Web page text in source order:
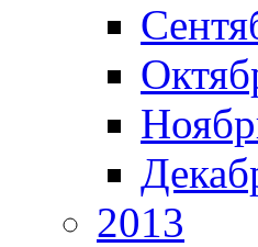
2013